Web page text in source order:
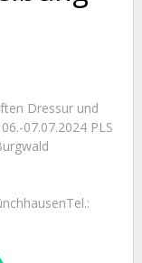
Dressur und
07.07.2024 PLS